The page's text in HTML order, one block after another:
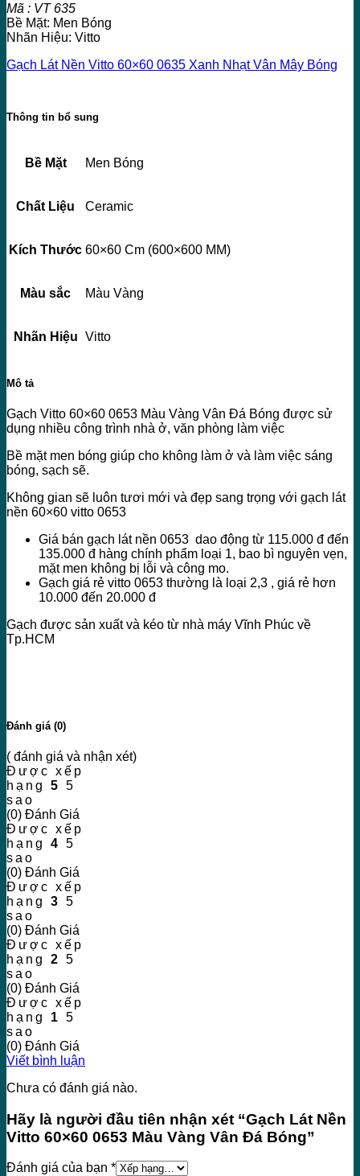
Mã : VT 635
Bề Mặt: Men Bóng
Nhãn Hiệu: Vitto
Gạch Lát Nền Vitto 60×60 0635 Xanh Nhạt Vân Mây Bóng
Thông tin bổ sung
Bề Mặt Men Bóng
Chất Liệu Ceramic
Kích Thước 60×60 Cm (600×600 MM)
Màu sắc Màu Vàng
Nhãn Hiệu Vitto
Mô tả
Gạch Vitto 60×60 0653 Màu Vàng Vân Đá Bóng được sử
dụng nhiều công trình nhà ở, văn phòng làm việc
Bề mặt men bóng giúp cho không làm ở và làm việc sáng
bóng, sạch sẽ.
Không gian sẽ luôn tươi mới và đẹp sang trọng với gạch lát
nền 60×60 vitto 0653
Giá bán gạch lát nền 0653 dao động từ 115.000 đ đến
135.000 đ hàng chính phẩm loại 1, bao bì nguyên vẹn,
mặt men không bị lỗi và công mo.
Gạch giá rẻ vitto 0653 thường là loại 2,3 , giá rẻ hơn
10.000 đến 20.000 đ
Gạch được sản xuất và kéo từ nhà máy Vĩnh Phúc về
Tp.HCM
Đánh giá (0)
( đánh giá và nhận xét)
Được xếp
hạng 5 5
sao
(0) Đánh Giá
Được xếp
hạng 4 5
sao
(0) Đánh Giá
Được xếp
hạng 3 5
sao
(0) Đánh Giá
Được xếp
hạng 2 5
sao
(0) Đánh Giá
Được xếp
hạng 1 5
sao
(0) Đánh Giá
Viết bình luận
Chưa có đánh giá nào.
Hãy là người đầu tiên nhận xét “Gạch Lát Nền
Vitto 60×60 0653 Màu Vàng Vân Đá Bóng”
Đánh giá của bạn *